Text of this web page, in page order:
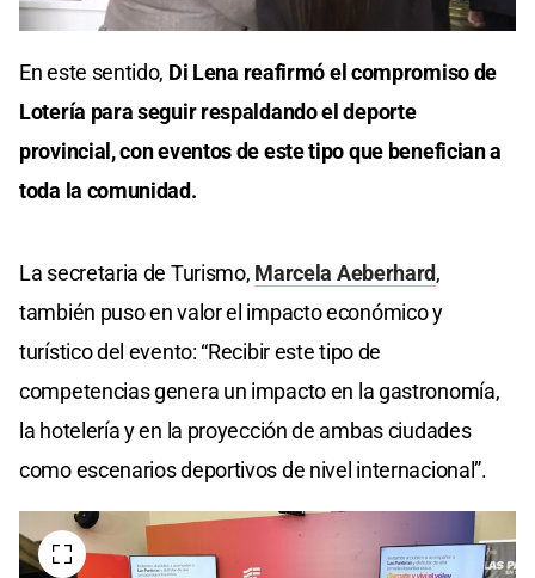
of
seconds
En este sentido, Di Lena reafirmó el compromiso de
Lotería para seguir respaldando el deporte
provincial, con eventos de este tipo que benefician a
toda la comunidad.
La secretaria de Turismo, Marcela Aeberhard,
también puso en valor el impacto económico y
turístico del evento: “Recibir este tipo de
competencias genera un impacto en la gastronomía,
la hotelería y en la proyección de ambas ciudades
como escenarios deportivos de nivel internacional”.